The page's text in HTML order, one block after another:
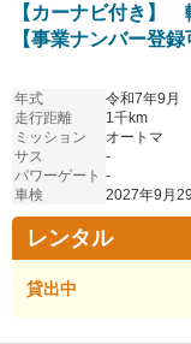
【カーナビ付き】
【事業ナンバー登
年式
令和7年9月
走行距離
1千km
ミッション
オートマ
サス
-
パワーゲート -
車検
2027年9月
レンタル
貸出中